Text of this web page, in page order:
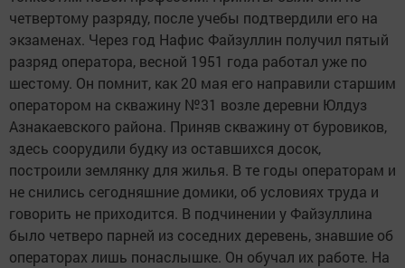
четвертому разряду, после учебы подтвердили его на
экзаменах. Через год Нафис Файзуллин получил пятый
разряд оператора, весной 1951 года работал уже по
шестому. Он помнит, как 20 мая его направили старшим
оператором на скважину №31 возле деревни Юлдуз
Азнакаевского района. Приняв скважину от буровиков,
здесь соорудили будку из оставшихся досок,
построили землянку для жилья. В те годы операторам и
не снились сегодняшние домики, об условиях труда и
говорить не приходится. В подчинении у Файзуллина
было четверо парней из соседних деревень, знавшие об
операторах лишь понаслышке. Он обучал их работе. На